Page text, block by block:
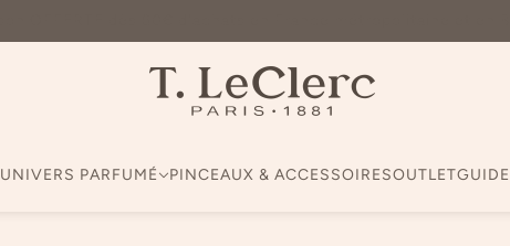
UNIVERS PARFUMÉ PINCEAUX & ACCESSOIRESOUTLET